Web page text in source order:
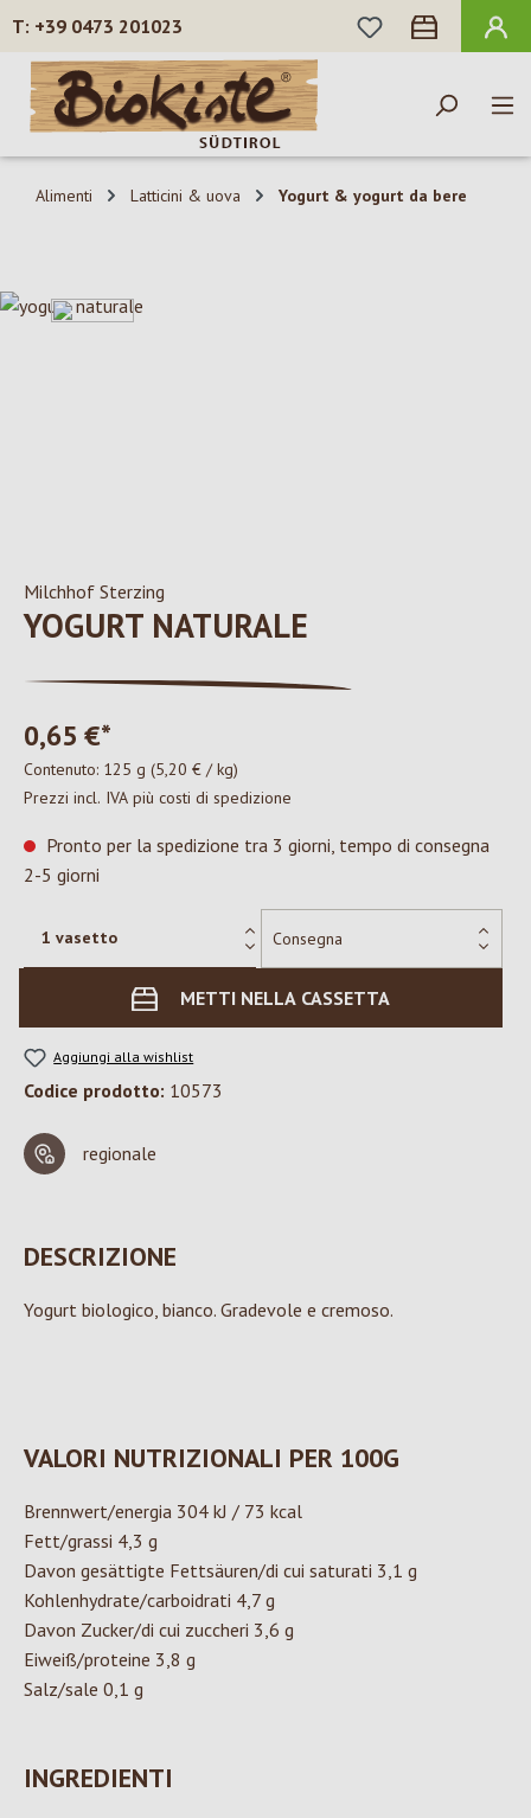
Passa al contenuto principale
+39 0473 201023
HAI 0 ARTICOLI
Alimenti Latticini & uova Yogurt & yogurt da bere
Salta la galleria di immagini
Milchhof Sterzing
YOGURT NATURALE
0,65 €*
Contenuto: 125 g (5,20 € / kg)
Prezzi incl. IVA più costi di spedizione
Pronto per la spedizione tra 3 giorni, tempo di consegna
2-5 giorni
METTI NELLA CASSETTA
Aggiungi alla wishlist
Codice prodotto: 10573
regionale
DESCRIZIONE
Yogurt biologico, bianco. Gradevole e cremoso.
VALORI NUTRIZIONALI PER 100G
Brennwert/energia 304 kJ / 73 kcal
Fett/grassi 4,3 g
Davon gesättigte Fettsäuren/di cui saturati 3,1 g
Kohlenhydrate/carboidrati 4,7 g
Davon Zucker/di cui zuccheri 3,6 g
Eiweiß/proteine 3,8 g
Salz/sale 0,1 g
INGREDIENTI